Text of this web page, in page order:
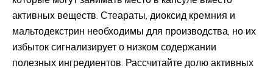
активных веществ. Стеараты, диоксид кремния и
мальтодекстрин необходимы для производства, но их
избыток сигнализирует о низком содержании
полезных ингредиентов. Рассчитайте долю активных